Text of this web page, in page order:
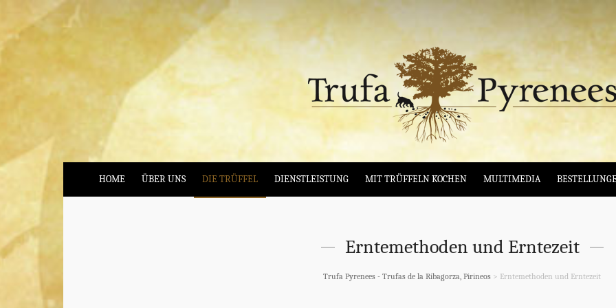
HOME ÜBER UNS DIE TRÜFFEL DIENSTLEISTUNG MIT TRÜFFELN KOCHEN MULTIMEDIA
Erntemethoden und Erntezeit
Trufa Pyrenees - Trufas de la Ribagorza, Pirineos > Erntemethoden und Erntezeit